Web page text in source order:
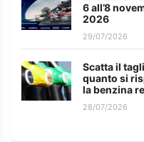
6 all’8
2026
29/07/2026
Scatta il
quanto si
la benzina
28/07/2026